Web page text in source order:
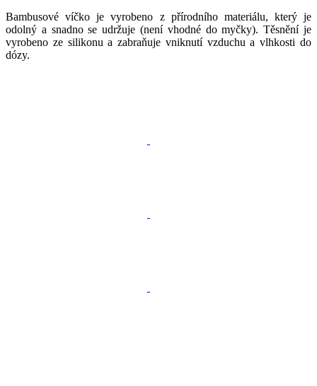
Bambusové víčko je vyrobeno z přírodního materiálu, který je
odolný a snadno se udržuje (není vhodné do myčky). Těsnění je
vyrobeno ze silikonu a zabraňuje vniknutí vzduchu a vlhkosti do
dózy.